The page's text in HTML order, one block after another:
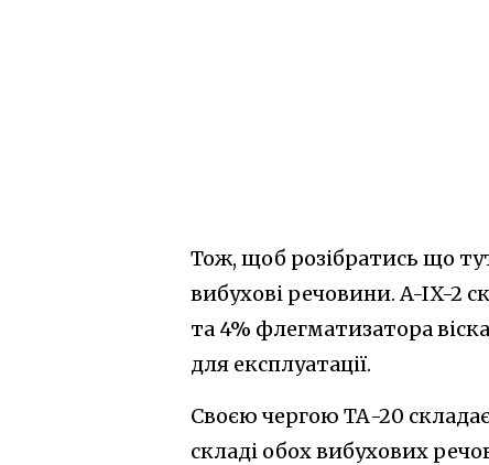
Тож, щоб розібратись що
вибухові речовини. A-IX-2
та 4% флегматизатора
для експлуатації.
Своєю чергою ТА-20
складі обох вибухових